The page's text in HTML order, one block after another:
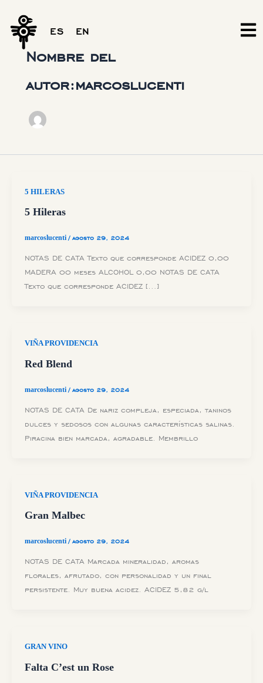
contenido
ES EN
Nombre del
autor:marcoslucenti
5 HILERAS
5 Hileras
marcoslucenti / agosto 29, 2024
NOTAS DE CATA Texto que corresponde ACIDEZ 0,00
MADERA 00 meses ALCOHOL 0,00 NOTAS DE CATA
Texto que corresponde ACIDEZ […]
VIÑA PROVIDENCIA
Red Blend
marcoslucenti / agosto 29, 2024
NOTAS DE CATA De nariz compleja, especiada, taninos
dulces y sedosos con algunas características salinas.
Piracina bien marcada, agradable. Membrillo
VIÑA PROVIDENCIA
Gran Malbec
marcoslucenti / agosto 29, 2024
NOTAS DE CATA Marcada mineralidad, aromas
florales, afrutado, con personalidad y un final
persistente. Muy buena acidez. ACIDEZ 5,82 g/l
GRAN VINO
Falta C’est un Rose